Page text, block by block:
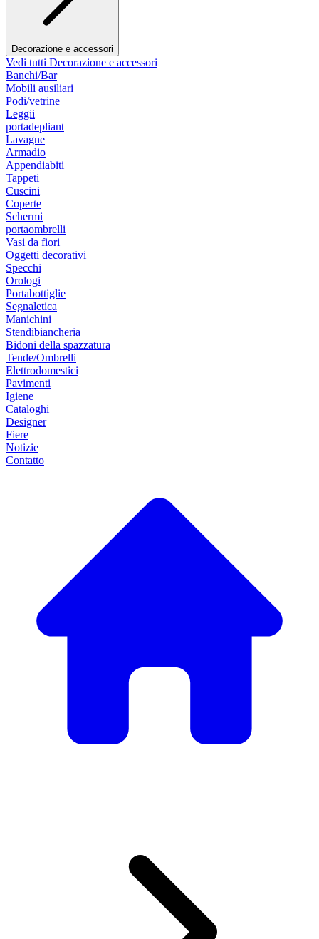
Decorazione e accessori
Vedi tutti Decorazione e accessori
Banchi/Bar
Mobili ausiliari
Podi/vetrine
Leggii
portadepliant
Lavagne
Armadio
Appendiabiti
Tappeti
Cuscini
Coperte
Schermi
portaombrelli
Vasi da fiori
Oggetti decorativi
Specchi
Orologi
Portabottiglie
Segnaletica
Manichini
Stendibiancheria
Bidoni della spazzatura
Tende/Ombrelli
Elettrodomestici
Pavimenti
Igiene
Cataloghi
Designer
Fiere
Notizie
Contatto